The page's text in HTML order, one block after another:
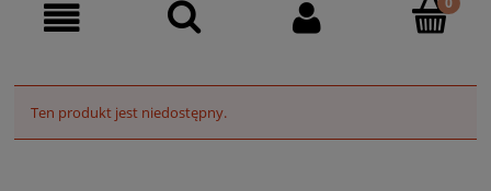
Ten produkt jest niedostępny.